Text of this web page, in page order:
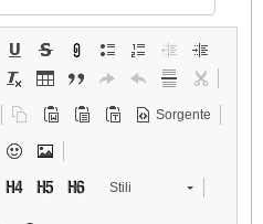
Sorgente
Stili